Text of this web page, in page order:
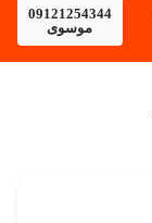
09121254344
موسوی